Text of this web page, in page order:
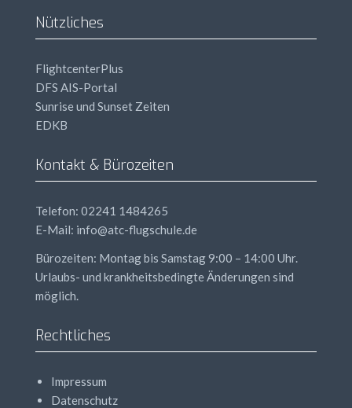
Nützliches
FlightcenterPlus
DFS AIS-Portal
Sunrise und Sunset Zeiten
EDKB
Kontakt & Bürozeiten
Telefon: 02241 1484265
E-Mail: info@atc-flugschule.de
Bürozeiten: Montag bis Samstag 9:00 – 14:00 Uhr.
Urlaubs- und krankheitsbedingte Änderungen sind
möglich.
Rechtliches
Impressum
Datenschutz